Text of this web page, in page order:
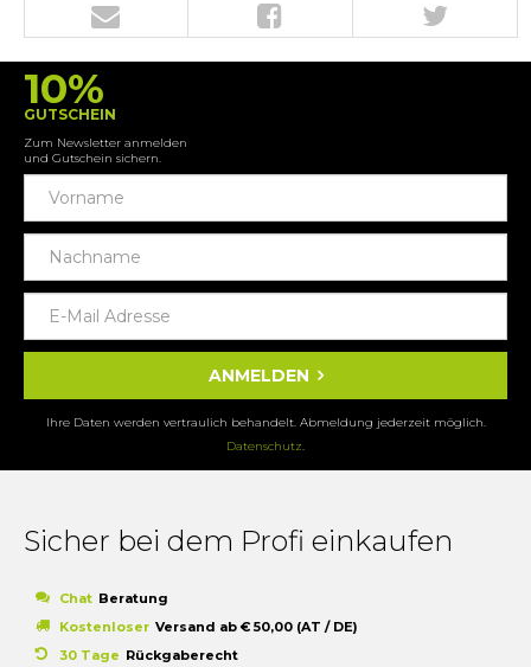
10%
GUTSCHEIN
Zum Newsletter anmelden
und Gutschein sichern.
ANMELDEN
Ihre Daten werden vertraulich behandelt. Abmeldung jederzeit möglich.
Datenschutz.
Sicher bei dem Profi einkaufen
Chat Beratung
Kostenloser Versand ab € 50,00 (AT / DE)
30 Tage Rückgaberecht